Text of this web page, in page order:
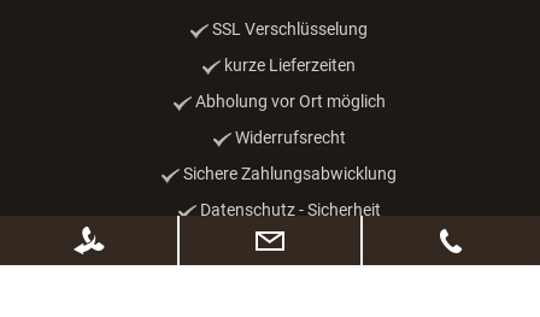
SSL Verschlüsselung
kurze Lieferzeiten
Abholung vor Ort möglich
Widerrufsrecht
Sichere Zahlungsabwicklung
Datenschutz - Sicherheit